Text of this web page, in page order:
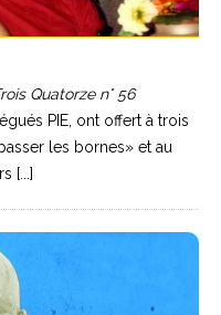
Quatorze n° 56
PIE, ont offert à trois
les bornes» et au
[...]